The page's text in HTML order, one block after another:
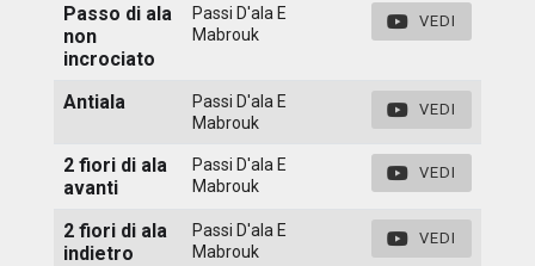
Passo di ala
non
incrociato
Passi D'ala E
Mabrouk
VEDI
Antiala
Passi D'ala E
Mabrouk
VEDI
2 fiori di ala
avanti
Passi D'ala E
Mabrouk
VEDI
2 fiori di ala
indietro
Passi D'ala E
Mabrouk
VEDI